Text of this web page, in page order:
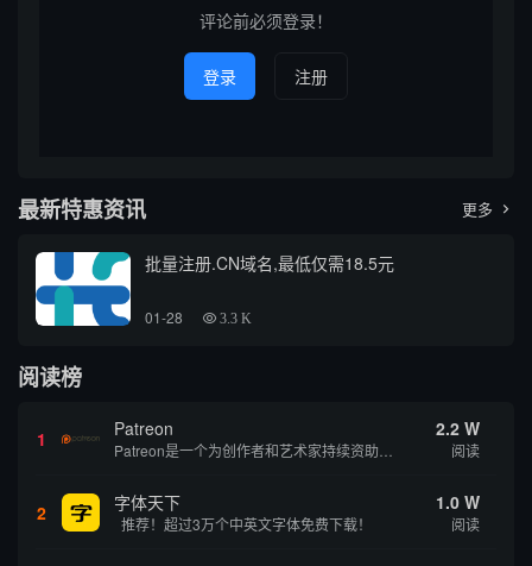
开...
评论前必须登录！
登录 注册
最新特惠资讯 更多 
批量注册.CN域名,最低仅需18.5元
01-28 3.3 K
阅读榜
1 Patreon 2.2 W
阅读
2 字体天下
推荐！超过3万个中英文字体免费下载！
1.0 W
阅读